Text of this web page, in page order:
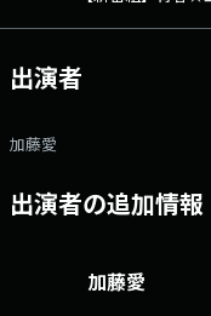
出演者
加藤愛
出演者の追加情報
加藤愛